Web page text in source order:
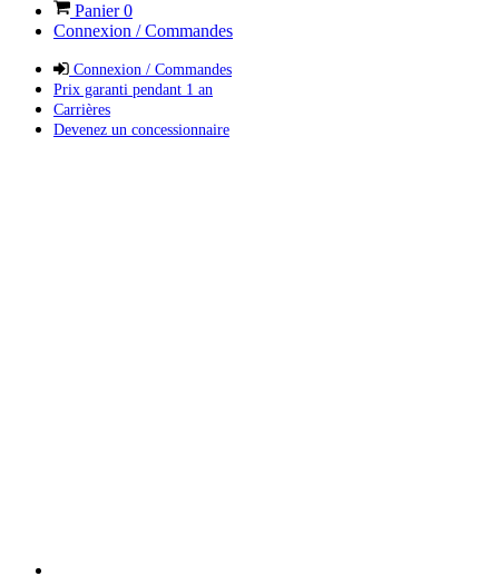
Panier0
Connexion / Commandes
Connexion / Commandes
Prix garanti pendant 1 an
Carrières
Devenez un concessionnaire